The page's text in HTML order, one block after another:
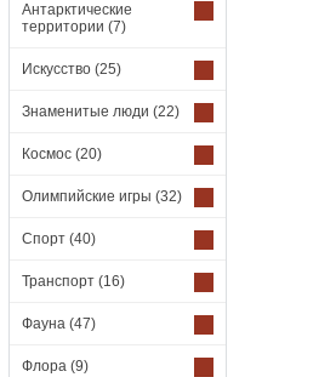
Антарктические
территории (7)
Искусство (25)
Знаменитые люди (22)
Космос (20)
Олимпийские игры (32)
Спорт (40)
Транспорт (16)
Фауна (47)
Флора (9)